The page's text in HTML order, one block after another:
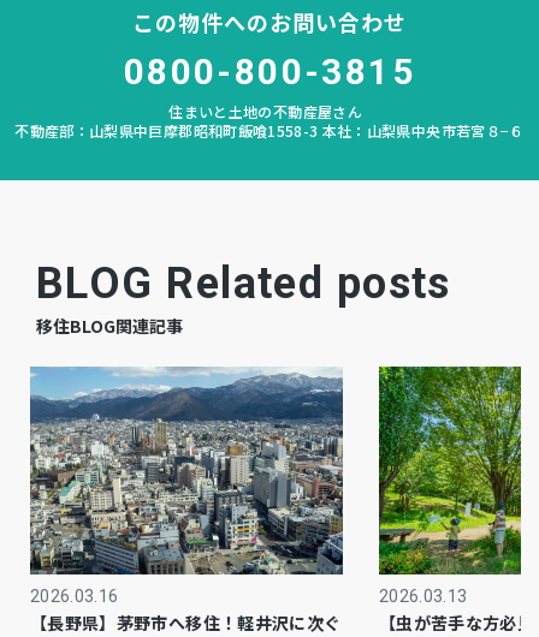
なし
宅地
現況 更地
下水道 －
ガス －
都市計画 市街化区域
用途地域 －
設備・条件 －
－
この物件へのお問い合わせ
0800-800-3815
住まいと土地の不動産屋さん
不動産部：山梨県中巨摩郡昭和町飯喰1558-3 本社：山梨県中央市若宮８−６
BLOG Related posts
移住BLOG関連記事
2026.03.16
【長野県】茅野市へ移住！軽井沢に次ぐ
2026.03.13
【虫が苦手な方必